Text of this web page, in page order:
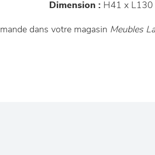
Dimension : H41 x L130
dans votre magasin Meubles